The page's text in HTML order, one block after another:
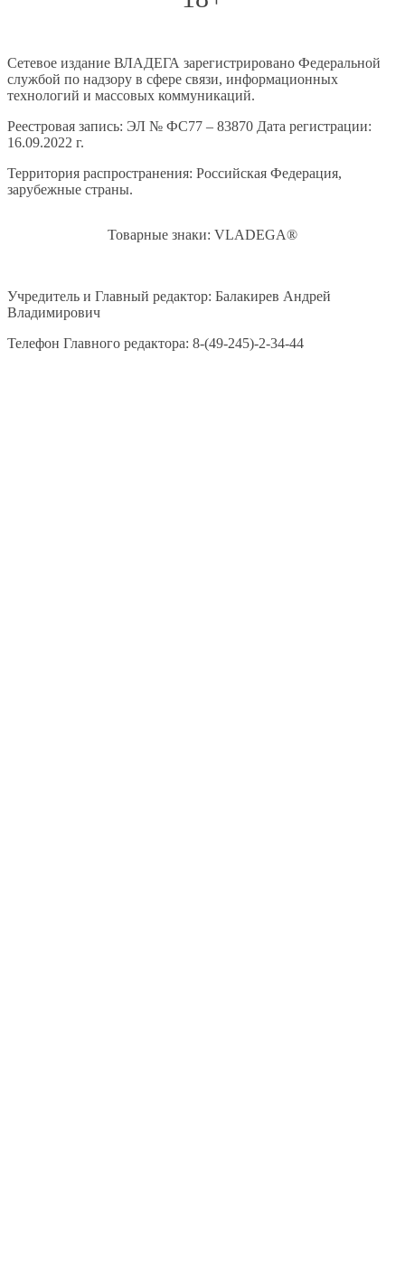
Сетевое издание ВЛАДЕГА зарегистрировано Федеральной
службой по надзору в сфере связи, информационных
технологий и массовых коммуникаций.
Реестровая запись: ЭЛ № ФС77 – 83870 Дата регистрации:
16.09.2022 г.
Территория распространения: Российская Федерация,
зарубежные страны.
Товарные знаки: VLADEGA®
Учредитель и Главный редактор: Балакирев Андрей
Владимирович
Телефон Главного редактора: 8-(49-245)-2-34-44